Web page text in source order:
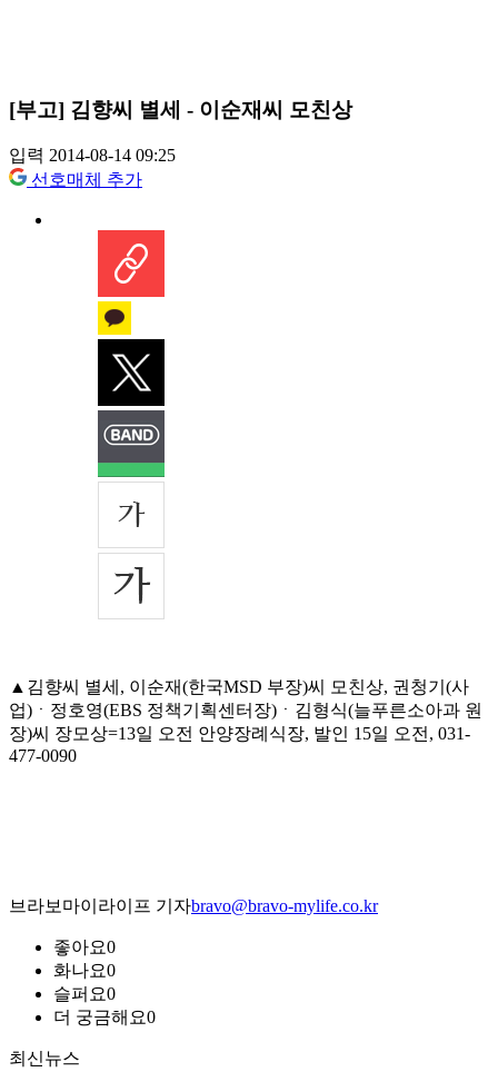
[부고] 김향씨 별세 - 이순재씨 모친상
입력 2014-08-14 09:25
선호매체 추가
▲김향씨 별세, 이순재(한국MSD 부장)씨 모친상, 권청기(사
업)ㆍ정호영(EBS 정책기획센터장)ㆍ김형식(늘푸른소아과 원
장)씨 장모상=13일 오전 안양장례식장, 발인 15일 오전, 031-
477-0090
브라보마이라이프 기자bravo@bravo-mylife.co.kr
좋아요0
화나요0
슬퍼요0
더 궁금해요0
최신뉴스